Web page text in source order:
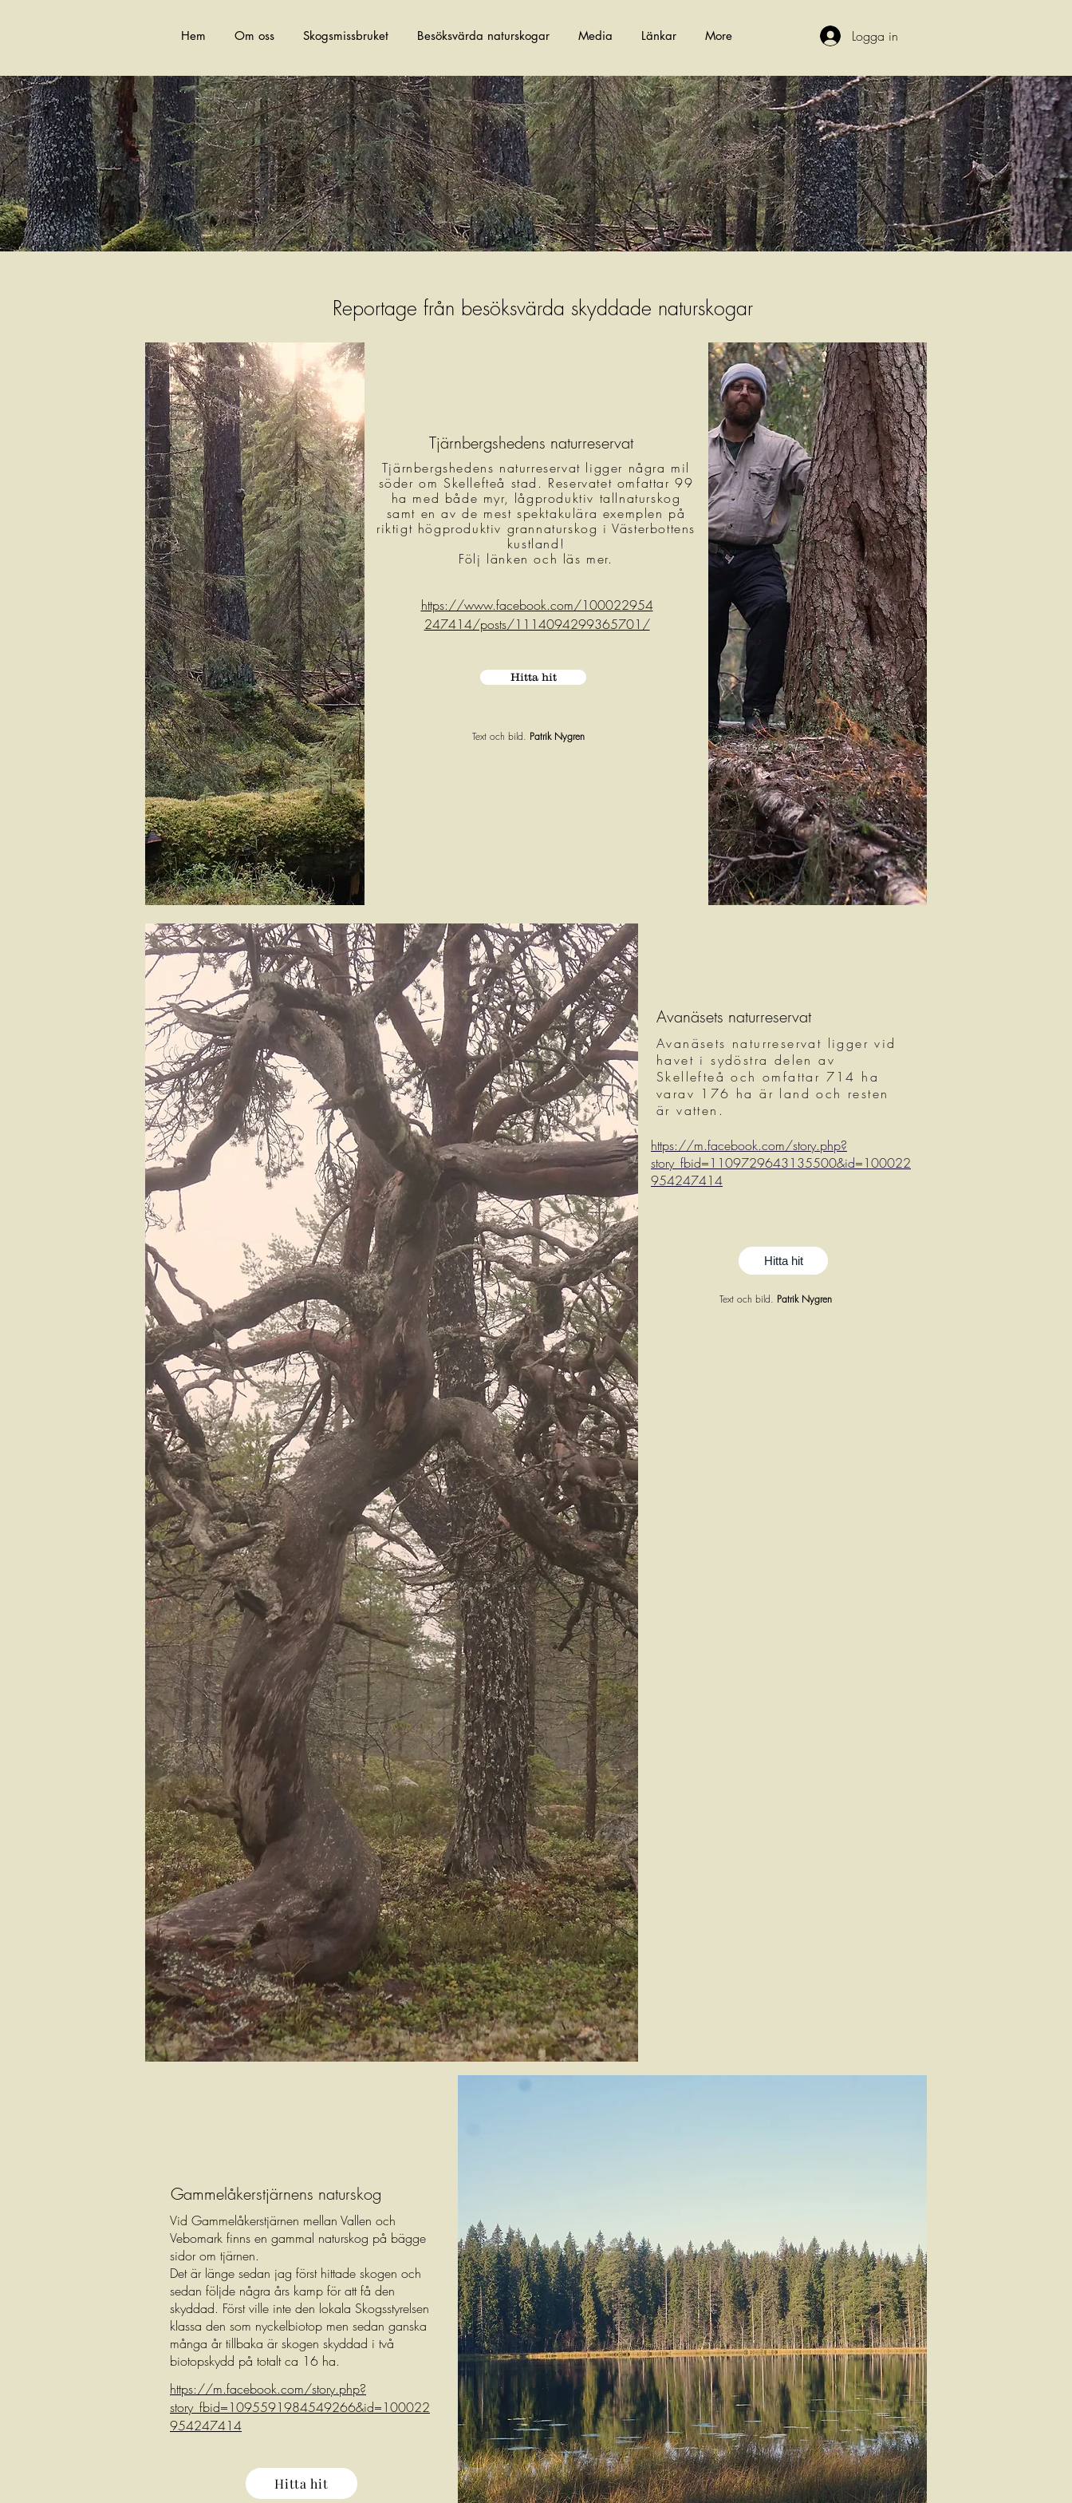
Hem Om oss Skogsmissbruket Besöksvärda naturskogar Media Länkar More
Reportage från besöksvärda skyddade naturskogar
Tjärnbergshedens naturreservat
Tjärnbergshedens naturreservat ligger några mil
söder om Skellefteå stad. Reservatet omfattar 99
ha med både myr, lågproduktiv tallnaturskog
samt en av de mest spektakulära exemplen på
riktigt högproduktiv grannaturskog i Västerbottens
kustland!
Följ länken och läs mer.
https://www.facebook.com/100022954
247414/posts/1114094299365701/
Hitta hit
Text och bild. Patrik Nygren
Avanäsets naturreservat
Avanäsets naturreservat ligger vid
havet i sydöstra delen av
Skellefteå och omfattar 714 ha
varav 176 ha är land och resten
är vatten.
https://m.facebook.com/story.php?
story_fbid=1109729643135500&id=100022
954247414
Hitta hit
Text och bild. Patrik Nygren
Gammelåkerstjärnens naturskog
Vid Gammelåkerstjärnen mellan Vallen och
Vebomark finns en gammal naturskog på bägge
sidor om tjärnen.
Det är länge sedan jag först hittade skogen och
sedan följde några års kamp för att få den
skyddad. Först ville inte den lokala Skogsstyrelsen
klassa den som nyckelbiotop men sedan ganska
många år tillbaka är skogen skyddad i två
biotopskydd på totalt ca 16 ha.
https://m.facebook.com/story.php?
story_fbid=1095591984549266&id=100022
954247414
Hitta hit
Logga in